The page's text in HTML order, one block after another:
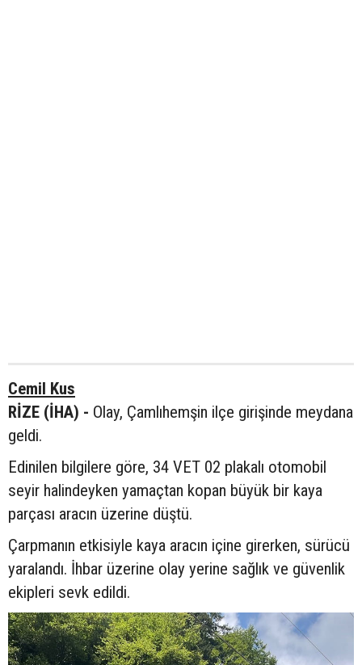
Cemil Kus
RİZE (İHA) - Olay, Çamlıhemşin ilçe girişinde meydana
geldi.
Edinilen bilgilere göre, 34 VET 02 plakalı otomobil
seyir halindeyken yamaçtan kopan büyük bir kaya
parçası aracın üzerine düştü.
Çarpmanın etkisiyle kaya aracın içine girerken, sürücü
yaralandı. İhbar üzerine olay yerine sağlık ve güvenlik
ekipleri sevk edildi.